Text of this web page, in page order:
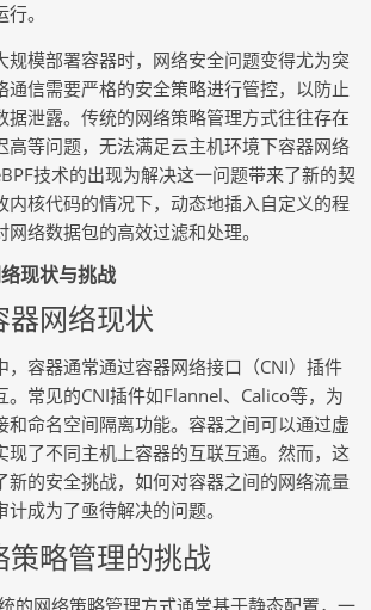
。
规模部署容器时，网络安全问题变得尤为突
通信需要严格的安全策略进行管控，以防止
据泄露。传统的网络策略管理方式往往存在
高等问题，无法满足云主机环境下容器网络
技术的出现为解决这一问题带来了新的契
内核代码的情况下，动态地插入自定义的程
络数据包的高效过滤和处理。
现状与挑战
器网络现状
，容器通常通过容器网络接口（CNI）插件
。常见的CNI插件如Flannel、Calico等，为
和命名空间隔离功能。容器之间可以通过虚
现了不同主机上容器的互联互通。然而，这
新的安全挑战，如何对容器之间的网络流量
成为了亟待解决的问题。
策略管理的挑战
的网络策略管理方式通常基于静态配置，一